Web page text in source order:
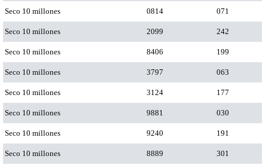
Seco 10 millones 0814 071
Seco 10 millones 2099 242
Seco 10 millones 8406 199
Seco 10 millones 3797 063
Seco 10 millones 3124 177
Seco 10 millones 9881 030
Seco 10 millones 9240 191
Seco 10 millones 8889 301